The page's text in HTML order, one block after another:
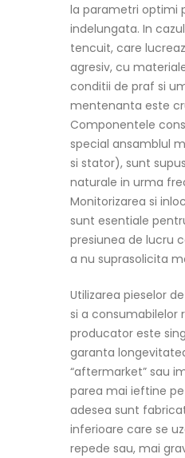
la parametri optimi
indelungata. In
tencuit, care
agresiv, cu
conditii de praf si
mentenanta este
Componentele
special ansamblul
si stator), sunt
naturale in urma
Monitorizarea si
sunt esentiale
presiunea de lucru
a nu suprasolicita
Utilizarea pieselor
si a consumabilelor
producator este
garanta
“aftermarket” sau
parea mai ieftine
adesea sunt
inferioare care se
repede sau, mai